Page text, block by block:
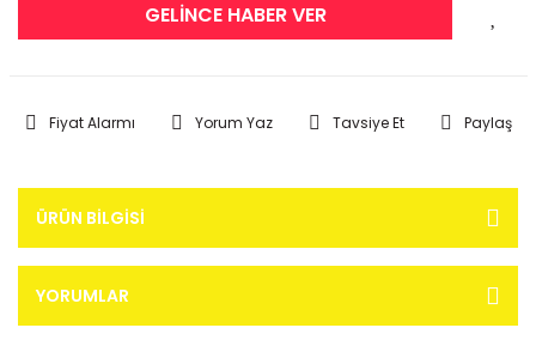
GELİNCE HABER VER
Fiyat Alarmı Yorum Yaz Tavsiye Et Paylaş
ÜRÜN BILGISI
YORUMLAR